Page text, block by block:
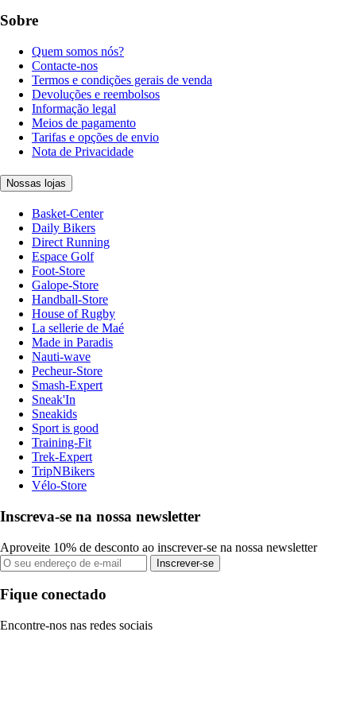
Sobre
Quem somos nós?
Contacte-nos
Termos e condições gerais de venda
Devoluções e reembolsos
Informação legal
Meios de pagamento
Tarifas e opções de envio
Nota de Privacidade
Nossas lojas
Basket-Center
Daily Bikers
Direct Running
Espace Golf
Foot-Store
Galope-Store
Handball-Store
House of Rugby
La sellerie de Maé
Made in Paradis
Nauti-wave
Pecheur-Store
Smash-Expert
Sneak'In
Sneakids
Sport is good
Training-Fit
Trek-Expert
TripNBikers
Vélo-Store
Inscreva-se na nossa newsletter
Aproveite 10% de desconto ao inscrever-se na nossa newsletter
Inscrever-se
Fique conectado
Encontre-nos nas redes sociais